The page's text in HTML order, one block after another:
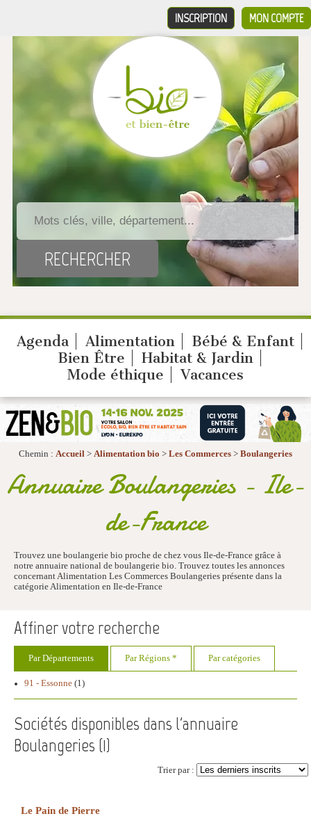
MON COMPTE
INSCRIPTION
Agenda Alimentation
Bébé & Enfant
Bien Être
Habitat & Jardin
Mode éthique
Vacances
Chemin : Accueil > Alimentation bio > Les Commerces > Boulangeries
Annuaire Boulangeries - Ile-
de-France
Trouvez une boulangerie bio proche de chez vous Ile-de-France grâce à
notre annuaire national de boulangerie bio. Trouvez toutes les annonces
concernant Alimentation Les Commerces Boulangeries présente dans la
catégorie Alimentation en Ile-de-France
Affiner votre recherche
Par Départements Par Régions * Par catégories
91 - Essonne (1)
Sociétés disponibles dans l'annuaire
Boulangeries (1)
Trier par :
Le Pain de Pierre